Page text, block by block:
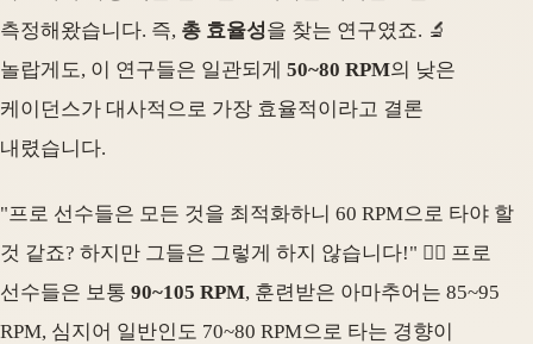
측정해왔습니다. 즉, 총 효율성을 찾는 연구였죠. 🔬
놀랍게도, 이 연구들은 일관되게 50~80 RPM의 낮은
케이던스가 대사적으로 가장 효율적이라고 결론
내렸습니다.
"프로 선수들은 모든 것을 최적화하니 60 RPM으로 타야 할
것 같죠? 하지만 그들은 그렇게 하지 않습니다!" 🙅‍♂️ 프로
선수들은 보통 90~105 RPM, 훈련받은 아마추어는 85~95
RPM, 심지어 일반인도 70~80 RPM으로 타는 경향이